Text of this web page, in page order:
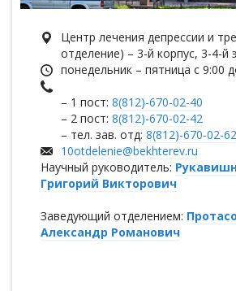
Центр лечения депрессии и
отделение) – 3-й корпус, 3-4-й
понедельник – пятница с 9:00
– 1 пост: 8(812)-670-02-40
– 2 пост: 8(812)-670-02-42
– тел. зав. отд: 8(812)-670-02-62
10otdelenie@bekhterev.ru
Научный руководитель:
Григорий Викторович
Заведующий отделением:
Александр Романович